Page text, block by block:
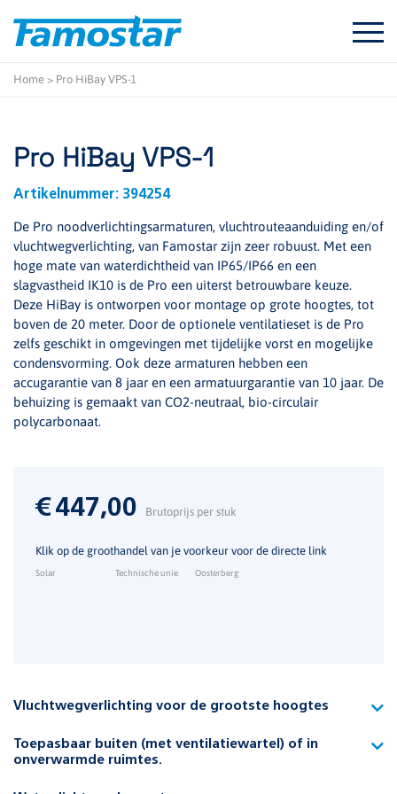
content
Home > Pro HiBay VPS-1
Pro HiBay VPS-1
Artikelnummer: 394254
De Pro noodverlichtingsarmaturen, vluchtrouteaanduiding en/of
vluchtwegverlichting, van Famostar zijn zeer robuust. Met een
hoge mate van waterdichtheid van IP65/IP66 en een
slagvastheid IK10 is de Pro een uiterst betrouwbare keuze.
Deze HiBay is ontworpen voor montage op grote hoogtes, tot
boven de 20 meter. Door de optionele ventilatieset is de Pro
zelfs geschikt in omgevingen met tijdelijke vorst en mogelijke
condensvorming. Ook deze armaturen hebben een
accugarantie van 8 jaar en een armatuurgarantie van 10 jaar. De
behuizing is gemaakt van CO2-neutraal, bio-circulair
polycarbonaat.
€447,00 Brutoprijs per stuk
Klik op de groothandel van je voorkeur voor de directe link
Solar Technische unie Oosterberg
Vluchtwegverlichting voor de grootste hoogtes
Pro geschikt is voor ophanghoogtes tot boven de 20 meter.
Toepasbaar buiten (met ventilatiewartel) of in
onverwarmde ruimtes.